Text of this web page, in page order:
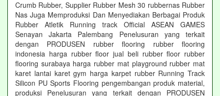
Crumb Rubber, Supplier Rubber Mesh 30 rubbernas Rubber
Nas Juga Memproduksi Dan Menyediakan Berbagai Produk
Rubber Atletik Running track Official ASEAN GAMES
Senayan Jakarta Palembang Penelusuran yang terkait
dengan PRODUSEN rubber flooring rubber flooring
indonesia harga rubber floor jual beli rubber floor rubber
flooring surabaya harga rubber mat playground rubber mat
karet lantai karet gym harga karpet rubber Running Track
Silicon PU Sports Flooring pengembangan produk material,
produksi Penelusuran yang terkait dengan PRODUSEN